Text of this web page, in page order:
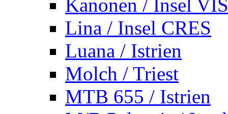
Kanonen / Insel VIS
Lina / Insel CRES
Luana / Istrien
Molch / Triest
MTB 655 / Istrien